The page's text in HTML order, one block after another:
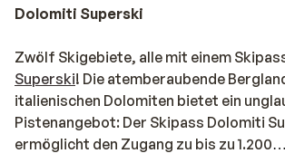
Dolomiti Superski
Zwölf Skigebiete, alle mit einem
Superski! Die atemberaubende
italienischen Dolomiten bietet ein
Pistenangebot: Der Skipass Dolomiti
ermöglicht den Zugang zu bis zu 1.200